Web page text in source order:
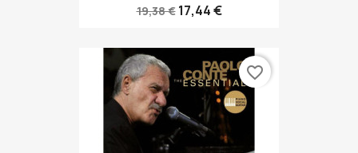
19,38 € 17,44 €
favorite_border